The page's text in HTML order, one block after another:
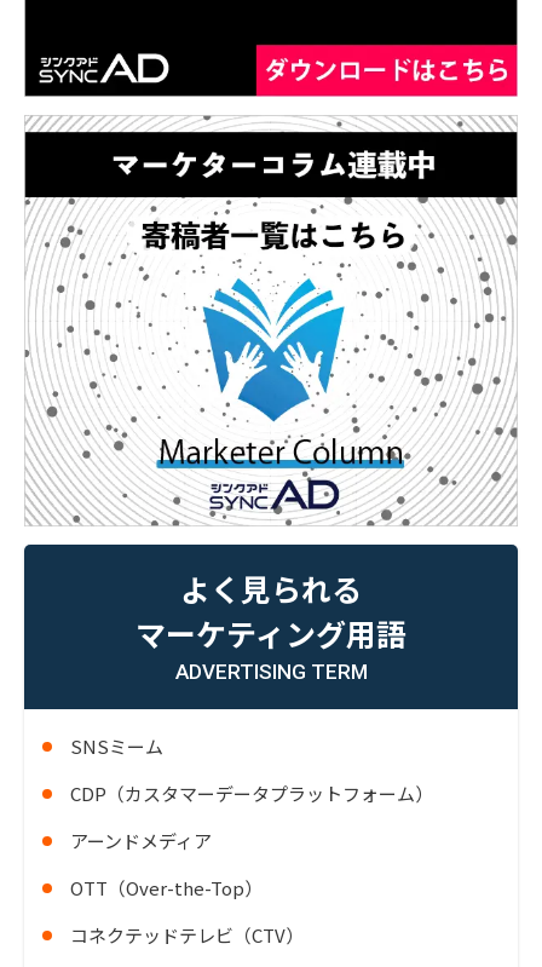
よく見られる
マーケティング用語
ADVERTISING TERM
SNSミーム
CDP（カスタマーデータプラットフォーム）
アーンドメディア
OTT（Over-the-Top）
コネクテッドテレビ（CTV）